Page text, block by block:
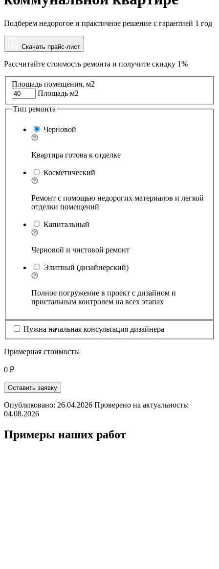
Подберем недорогое и практичное решение с гарантией 1 год
Скачать прайс-лист
Рассчитайте стоимость ремонта и получите скидку 1%
Площадь помещения, м2
Площадь м2
Тип ремонта
Черновой
Квартира готова к отделке
Косметический
Ремонт с помощью недорогих материалов и легкой
отделки помещений
Капитальный
Черновой и чистовой ремонт
Элитный (дизайнерский)
Полное погружение в проект с дизайном и
пристальным контролем на всех этапах
Нужна начальная консультация дизайнера
Примерная стоимость:
0 ₽
Оставить заявку
Опубликовано: 26.04.2026 Проверено на актуальность:
04.08.2026
Примеры наших работ